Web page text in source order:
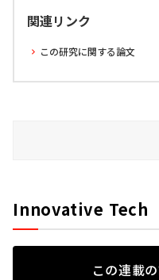
関連リンク
この研究に関する論文
Innovative Tech
この連載